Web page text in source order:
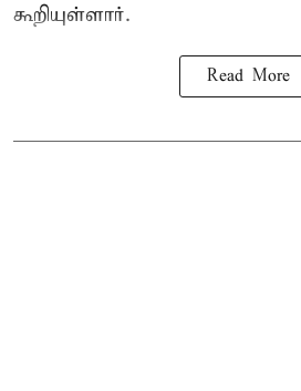
கூறியுள்ளார்.
Read More